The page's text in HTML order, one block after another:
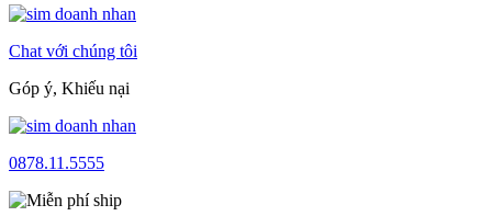
Chat với chúng tôi
Góp ý, Khiếu nại
0878.11.5555